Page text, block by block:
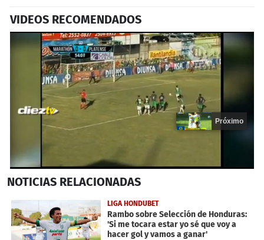
VIDEOS RECOMENDADOS
seconds
20
seconds
Próximo
NOTICIAS RELACIONADAS
LIGA HONDUBET
Rambo sobre Selección de Honduras:
'Si me tocara estar yo sé que voy a
hacer gol y vamos a ganar'